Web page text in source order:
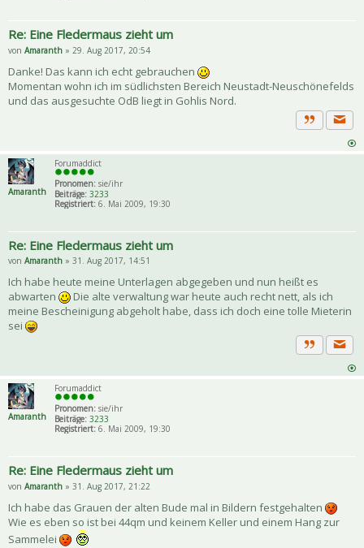
Re: Eine Fledermaus zieht um
von Amaranth » 29. Aug 2017, 20:54
Danke! Das kann ich echt gebrauchen
Momentan wohn ich im südlichsten Bereich Neustadt-Neuschönefelds
und das ausgesuchte OdB liegt in Gohlis Nord.
Zitat
Amaranth
Forumaddict
Pronomen: sie/ihr
Beiträge: 3233
Registriert: 6. Mai 2009, 19:30
Re: Eine Fledermaus zieht um
von Amaranth » 31. Aug 2017, 14:51
Ich habe heute meine Unterlagen abgegeben und nun heißt es
abwarten
Die alte verwaltung war heute auch recht nett, als ich
meine Bescheinigung abgeholt habe, dass ich doch eine tolle Mieterin
sei
Zitat
Amaranth
Forumaddict
Pronomen: sie/ihr
Beiträge: 3233
Registriert: 6. Mai 2009, 19:30
Re: Eine Fledermaus zieht um
von Amaranth » 31. Aug 2017, 21:22
Ich habe das Grauen der alten Bude mal in Bildern festgehalten
Wie es eben so ist bei 44qm und keinem Keller und einem Hang zur
Sammelei